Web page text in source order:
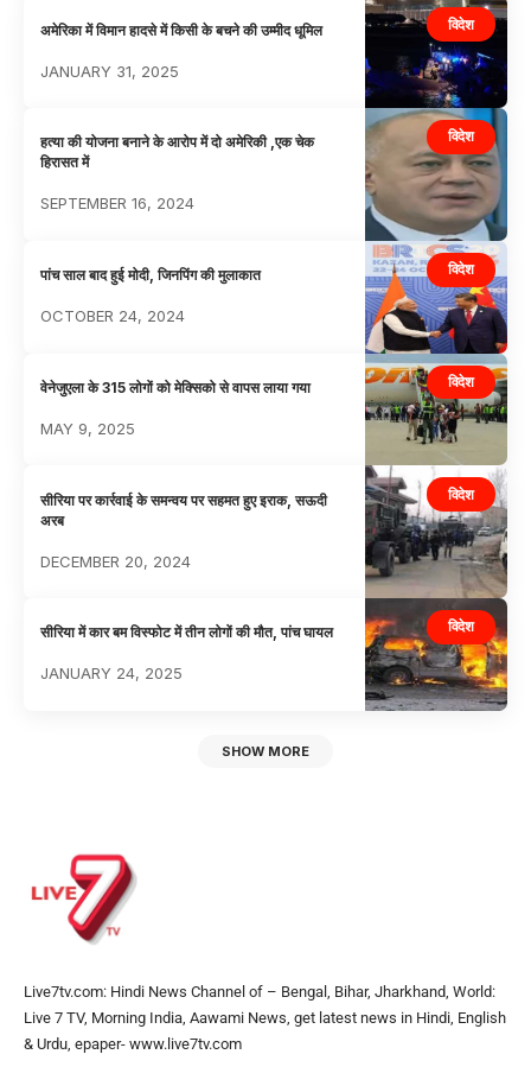
विदेश
अमेरिका में विमान हादसे में किसी के बचने की उम्मीद धूमिल
JANUARY 31, 2025
विदेश
हत्या की योजना बनाने के आरोप में दो अमेरिकी ,एक चेक
हिरासत में
SEPTEMBER 16, 2024
विदेश
पांच साल बाद हुई मोदी, जिनपिंग की मुलाकात
OCTOBER 24, 2024
विदेश
वेनेजुएला के 315 लोगों को मेक्सिको से वापस लाया गया
MAY 9, 2025
विदेश
सीरिया पर कार्रवाई के समन्वय पर सहमत हुए इराक, सऊदी
अरब
DECEMBER 20, 2024
विदेश
सीरिया में कार बम विस्फोट में तीन लोगों की मौत, पांच घायल
JANUARY 24, 2025
SHOW MORE
Live7tv.com: Hindi News Channel of – Bengal, Bihar, Jharkhand, World:
Live 7 TV, Morning India, Aawami News, get latest news in Hindi, English
& Urdu, epaper- www.live7tv.com